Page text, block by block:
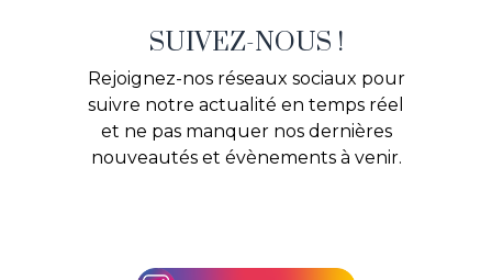
SUIVEZ-NOUS !
Rejoignez-nos réseaux sociaux pour
suivre notre actualité en temps réel
et ne pas manquer nos dernières
nouveautés et évènements à venir.